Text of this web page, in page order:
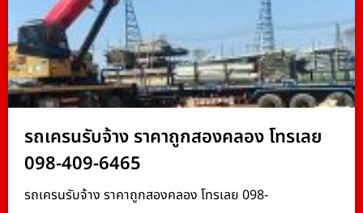
รถเครนรับจ้าง ราคาถูกสองคลอง โทรเลย
098-409-6465
รถเครนรับจ้าง ราคาถูกสองคลอง โทรเลย 098-